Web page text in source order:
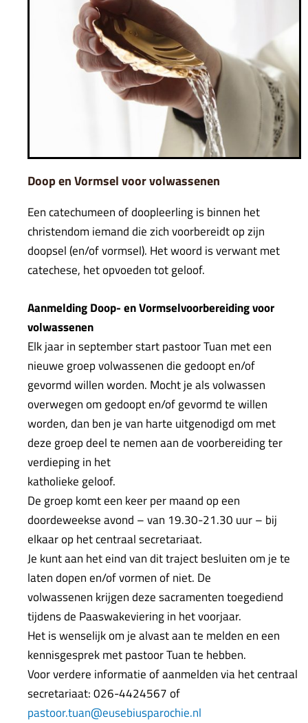
Doop en Vormsel voor volwassenen
Een catechumeen of doopleerling is binnen het
christendom iemand die zich voorbereidt op zijn
doopsel (en/of vormsel). Het woord is verwant met
catechese, het opvoeden tot geloof.
Aanmelding Doop- en Vormselvoorbereiding voor
volwassenen
Elk jaar in september start pastoor Tuan met een
nieuwe groep volwassenen die gedoopt en/of
gevormd willen worden. Mocht je als volwassen
overwegen om gedoopt en/of gevormd te willen
worden, dan ben je van harte uitgenodigd om met
deze groep deel te nemen aan de voorbereiding ter
verdieping in het
katholieke geloof.
De groep komt een keer per maand op een
doordeweekse avond – van 19.30-21.30 uur – bij
elkaar op het centraal secretariaat.
Je kunt aan het eind van dit traject besluiten om je te
laten dopen en/of vormen of niet. De
volwassenen krijgen deze sacramenten toegediend
tijdens de Paaswakeviering in het voorjaar.
Het is wenselijk om je alvast aan te melden en een
kennisgesprek met pastoor Tuan te hebben.
Voor verdere informatie of aanmelden via het centraal
secretariaat: 026-4424567 of
pastoor.tuan@eusebiusparochie.nl